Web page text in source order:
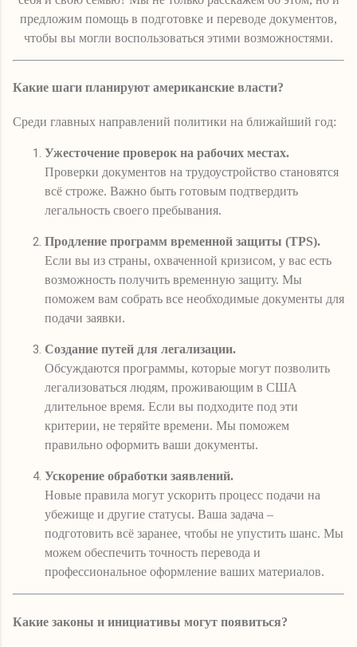
предложим помощь в подготовке и переводе документов,
чтобы вы могли воспользоваться этими возможностями.
Какие шаги планируют американские власти?
Среди главных направлений политики на ближайший год:
Ужесточение проверок на рабочих местах.
Проверки документов на трудоустройство становятся
всё строже. Важно быть готовым подтвердить
легальность своего пребывания.
Продление программ временной защиты (TPS).
Если вы из страны, охваченной кризисом, у вас есть
возможность получить временную защиту. Мы
поможем вам собрать все необходимые документы для
подачи заявки.
Создание путей для легализации.
Обсуждаются программы, которые могут позволить
легализоваться людям, проживающим в США
длительное время. Если вы подходите под эти
критерии, не теряйте времени. Мы поможем
правильно оформить ваши документы.
Ускорение обработки заявлений.
Новые правила могут ускорить процесс подачи на
убежище и другие статусы. Ваша задача –
подготовить всё заранее, чтобы не упустить шанс. Мы
можем обеспечить точность перевода и
профессиональное оформление ваших материалов.
Какие законы и инициативы могут появиться?